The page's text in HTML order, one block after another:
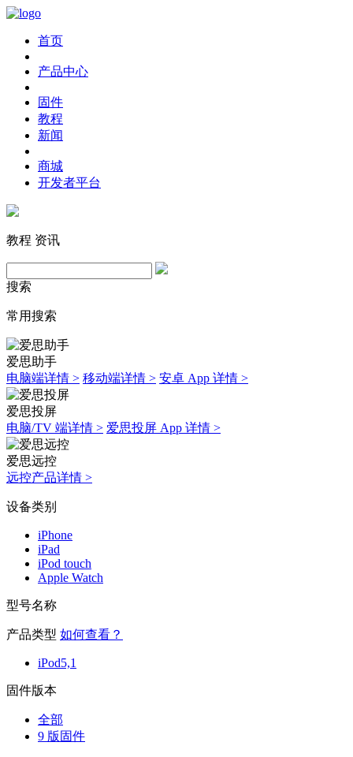
首页
产品中心
固件
教程
新闻
商城
开发者平台
教程 资讯
搜索
常用搜索
爱思助手
电脑端详情 > 移动端详情 > 安卓 App 详情 >
爱思投屏
电脑/TV 端详情 > 爱思投屏 App 详情 >
爱思远控
远控产品详情 >
设备类别
iPhone
iPad
iPod touch
Apple Watch
型号名称
产品类型 如何查看？
iPod5,1
固件版本
全部
9 版固件